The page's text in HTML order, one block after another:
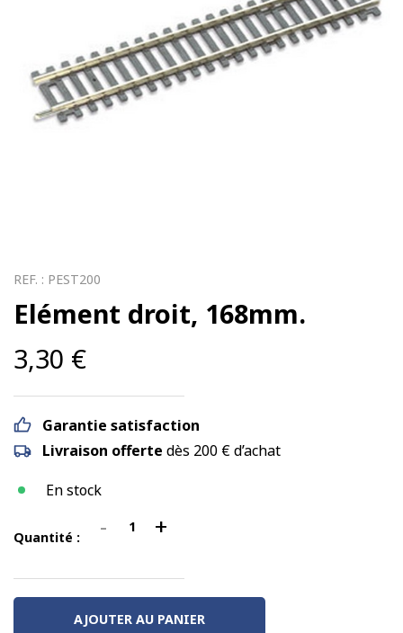
REF. : PEST200
Elément droit, 168mm.
3,30 €
Garantie satisfaction
Livraison offerte dès 200 € d’achat
En stock
Quantité : -
quantité
Elément
droit,
168mm.
+
AJOUTER AU PANIER